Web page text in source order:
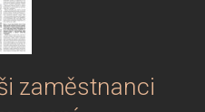
zaměstnanci